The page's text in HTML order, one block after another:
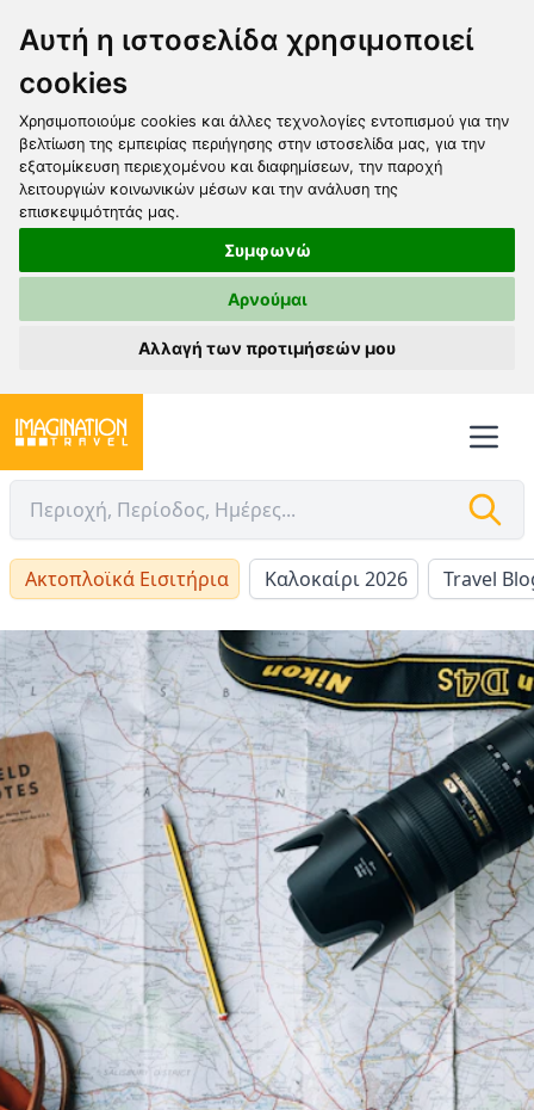
Αυτή η ιστοσελίδα χρησιμοποιεί
cookies
Χρησιμοποιούμε cookies και άλλες τεχνολογίες εντοπισμού για την
βελτίωση της εμπειρίας περιήγησης στην ιστοσελίδα μας, για την
εξατομίκευση περιεχομένου και διαφημίσεων, την παροχή
λειτουργιών κοινωνικών μέσων και την ανάλυση της
επισκεψιμότητάς μας.
Συμφωνώ
Αρνούμαι
Αλλαγή των προτιμήσεών μου
Ακτοπλοϊκά Εισιτήρια Καλοκαίρι 2026 Travel